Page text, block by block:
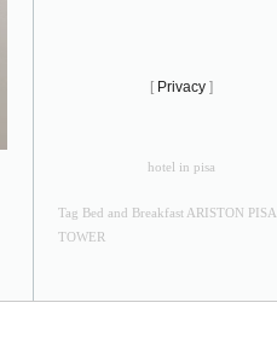
[ Privacy ]
hotel in pisa
Tag Bed and Breakfast ARISTON PISA
TOWER